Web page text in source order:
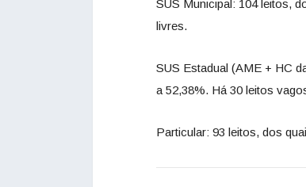
SUS Municipal: 104 leitos,
livres.
SUS Estadual (AME + HC
a 52,38%. Há 30 leitos
Particular: 93 leitos, dos